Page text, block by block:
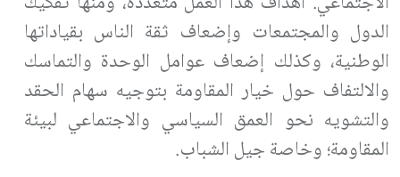
الدول والمجتمعات وإضعاف ثقة الناس بقياداتها
الوطنية، وكذلك إضعاف عوامل الوحدة والتماسك
والالتفاف حول خيار المقاومة بتوجيه سهام الحقد
والتشويه نحو العمق السياسي والاجتماعي لبيئة
المقاومة؛ وخاصة جيل الشباب.